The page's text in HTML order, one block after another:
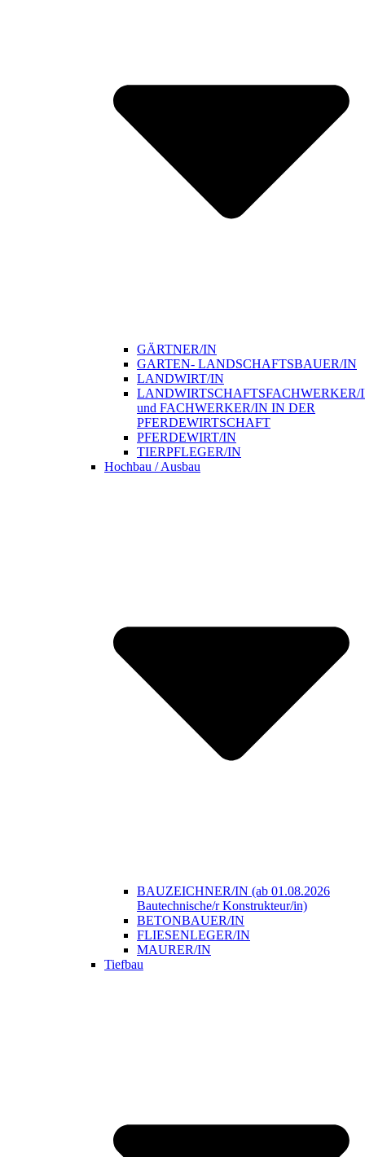
GÄRTNER/IN
GARTEN- LANDSCHAFTSBAUER/IN
LANDWIRT/IN
LANDWIRTSCHAFTSFACHWERKER/
und FACHWERKER/IN IN DER
PFERDEWIRTSCHAFT
PFERDEWIRT/IN
TIERPFLEGER/IN
Hochbau / Ausbau
BAUZEICHNER/IN (ab 01.08.2026
Bautechnische/r Konstrukteur/in)
BETONBAUER/IN
FLIESENLEGER/IN
MAURER/IN
Tiefbau